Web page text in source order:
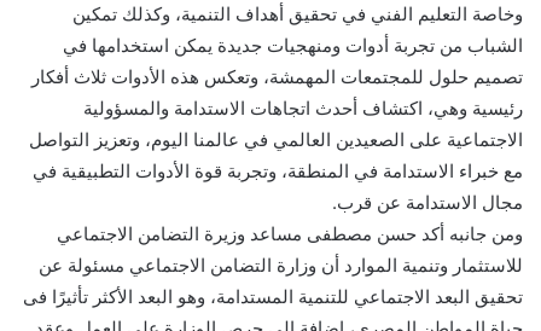
وخاصة التعليم الفني في تحقيق أهداف التنمية، وكذلك تمكين
الشباب من تجربة أدوات ومنهجيات جديدة يمكن استخدامها في
تصميم حلول للمجتمعات المهمشة، وتعكس هذه الأدوات ثلاث أفكار
رئيسية وهي، اكتشاف أحدث اتجاهات الاستدامة والمسؤولية
الاجتماعية على الصعيدين العالمي في عالمنا اليوم، وتعزيز التواصل
مع خبراء الاستدامة في المنطقة، وتجربة قوة الأدوات التطبيقية في
مجال الاستدامة عن قرب.
ومن جانبه أكد حسن مصطفى مساعد وزيرة التضامن الاجتماعي
للاستثمار وتنمية الموارد أن وزارة التضامن الاجتماعي مسئولة عن
تحقيق البعد الاجتماعي للتنمية المستدامة، وهو البعد الأكثر تأثيرًا فى